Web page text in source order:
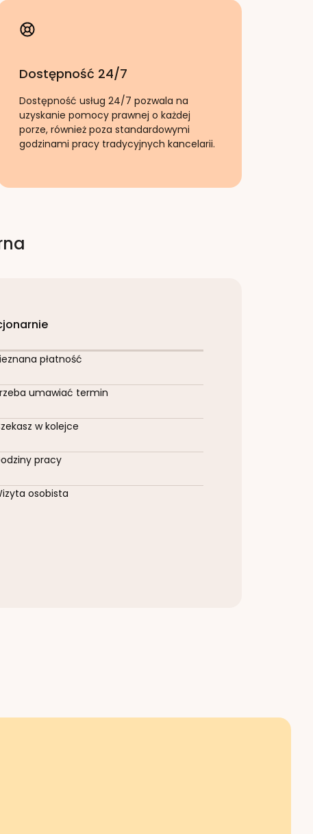
Dostępność 24/7
Dostępność usług 24/7 pozwala na
uzyskanie pomocy prawnej o każdej
porze, również poza standardowymi
godzinami pracy tradycyjnych kancelarii.
płatność
umawiać termin
w kolejce
pracy
osobista